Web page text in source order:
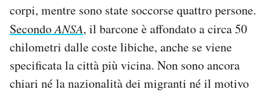
Hai bisogno di aiuto?
Esci
corpi, mentre sono state soccorse quattro persone.
SecondoANSA, il barcone è affondato a circa 50
chilometri dalle coste libiche, anche se viene
specificata la città più vicina. Non sono ancora
chiari né la nazionalità dei migranti né il motivo